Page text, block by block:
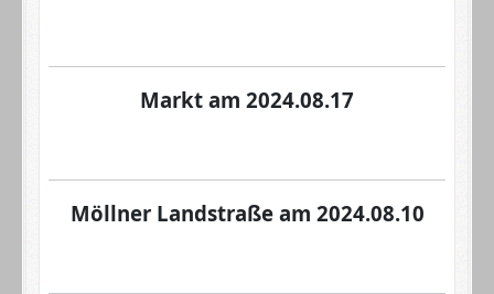
Markt am 2024.08.17
Möllner Landstraße am 2024.08.10